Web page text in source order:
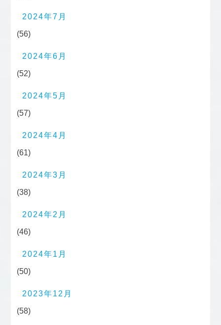
2024年7月
(56)
2024年6月
(52)
2024年5月
(57)
2024年4月
(61)
2024年3月
(38)
2024年2月
(46)
2024年1月
(50)
2023年12月
(58)